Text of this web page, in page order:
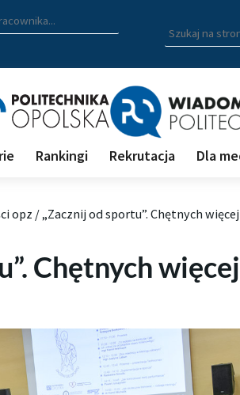
pracowników
fragment nazwiska bądź imię
Wpisz
szukaną
frazę
wyszukać
na
Rankingi Rekrutacja Dla
opz / „Zacznij od sportu”. Chętnych
Chętnych